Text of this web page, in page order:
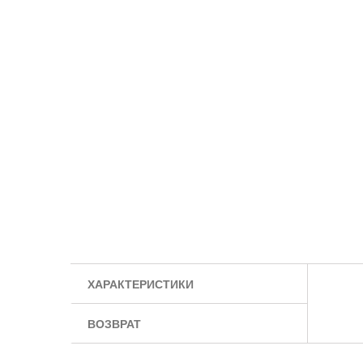
ХАРАКТЕРИСТИКИ
ВОЗВРАТ